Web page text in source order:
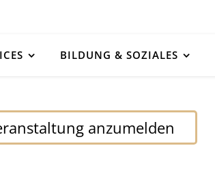
BILDUNG & SOZIALES
anzumelden